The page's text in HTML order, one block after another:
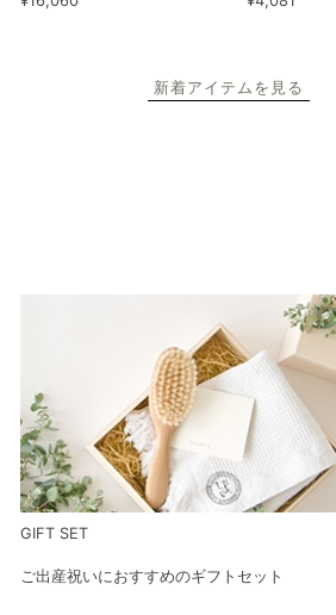
新着アイテムを見る
GIFT SET
ご出産祝いにおすすめのギフトセット